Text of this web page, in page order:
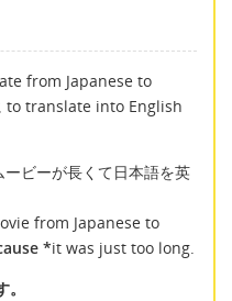
from Japanese to
to translate into English
ビーが長くて日本語を英
from Japanese to
*it was just too long.